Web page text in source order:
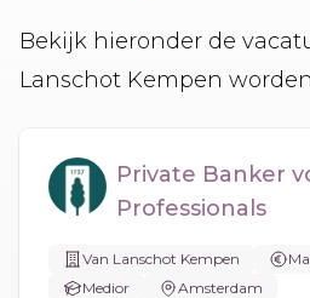
Bekijk hieronder de
Lanschot Kempen
Private Banker
Professionals
Van Lanschot Kempen
Medior
Amsterdam